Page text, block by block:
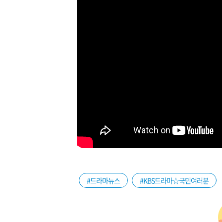
#드라마뉴스 #KBS드라마☆국민여러분